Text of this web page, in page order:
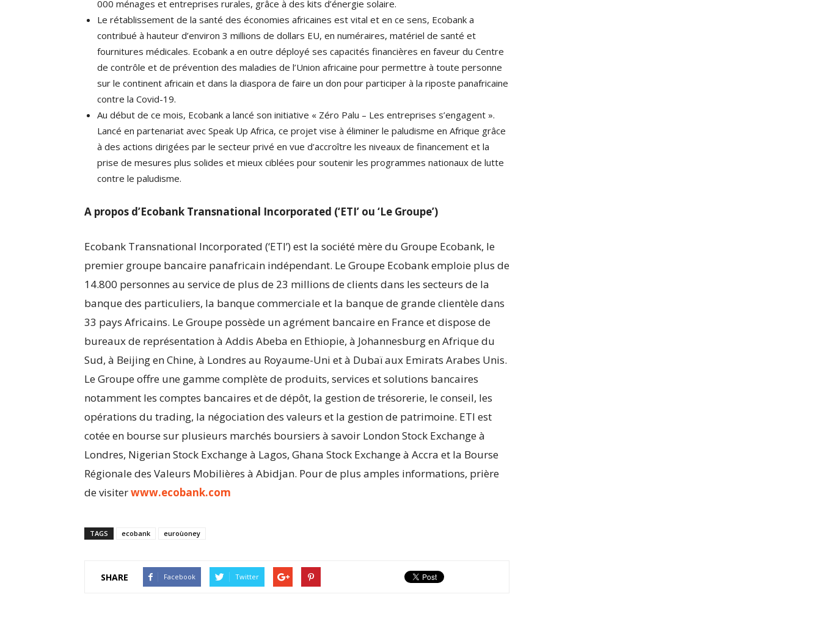
000 ménages et entreprises rurales, grâce à des kits d’énergie solaire.
Le rétablissement de la santé des économies africaines est vital et en ce sens, Ecobank a
contribué à hauteur d’environ 3 millions de dollars EU, en numéraires, matériel de santé et
fournitures médicales. Ecobank a en outre déployé ses capacités financières en faveur du Centre
de contrôle et de prévention des maladies de l’Union africaine pour permettre à toute personne
sur le continent africain et dans la diaspora de faire un don pour participer à la riposte panafricaine
contre la Covid-19.
Au début de ce mois, Ecobank a lancé son initiative « Zéro Palu – Les entreprises s’engagent ».
Lancé en partenariat avec Speak Up Africa, ce projet vise à éliminer le paludisme en Afrique grâce
à des actions dirigées par le secteur privé en vue d’accroître les niveaux de financement et la
prise de mesures plus solides et mieux ciblées pour soutenir les programmes nationaux de lutte
contre le paludisme.
A propos d’Ecobank Transnational Incorporated (‘ETI’ ou ‘Le Groupe’)
Ecobank Transnational Incorporated (‘ETI’) est la société mère du Groupe Ecobank, le
premier groupe bancaire panafricain indépendant. Le Groupe Ecobank emploie plus de
14.800 personnes au service de plus de 23 millions de clients dans les secteurs de la
banque des particuliers, la banque commerciale et la banque de grande clientèle dans
33 pays Africains. Le Groupe possède un agrément bancaire en France et dispose de
bureaux de représentation à Addis Abeba en Ethiopie, à Johannesburg en Afrique du
Sud, à Beijing en Chine, à Londres au Royaume-Uni et à Dubaï aux Emirats Arabes Unis.
Le Groupe offre une gamme complète de produits, services et solutions bancaires
notamment les comptes bancaires et de dépôt, la gestion de trésorerie, le conseil, les
opérations du trading, la négociation des valeurs et la gestion de patrimoine. ETI est
cotée en bourse sur plusieurs marchés boursiers à savoir London Stock Exchange à
Londres, Nigerian Stock Exchange à Lagos, Ghana Stock Exchange à Accra et la Bourse
Régionale des Valeurs Mobilières à Abidjan. Pour de plus amples informations, prière
de visiterwww.ecobank.com
TAGS ecobank euroùoney
SHARE Facebook Twitter